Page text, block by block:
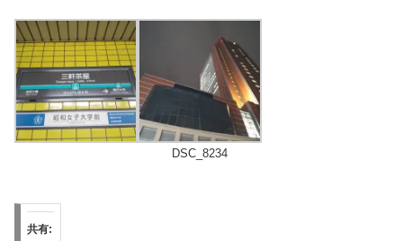
DSC_8234
共有: